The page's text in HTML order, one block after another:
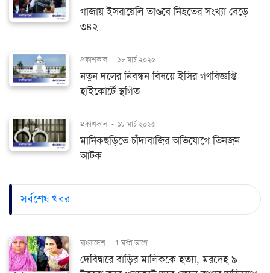
গাজায় ইসরায়েলি তাণ্ডবে নিহতের সংখ্যা বেড়ে
৩৪২
প্রকাশকাল - ১৮ মার্চ ২০২৫
নতুন দলের নিবন্ধন বিষয়ে ইসির গণবিজ্ঞপ্তি
হাইকোর্টে স্থগিত
প্রকাশকাল - ১৮ মার্চ ২০২৫
মানিকছড়িতে চাঁদাবাজির অভিযোগে তিনজন
আটক
সর্বশেষ খবর
বাংলাদেশ - 1 ঘন্টা আগে
দেবিদ্বারে বাড়ির মালিককে হত্যা, মরদেহ ৯